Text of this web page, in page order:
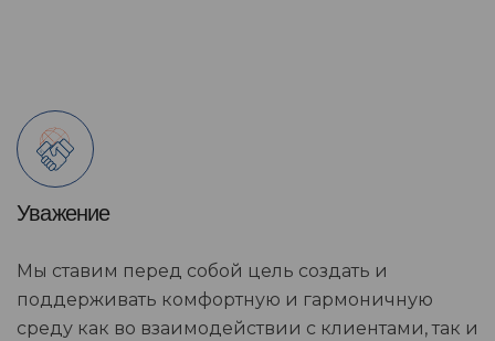
Уважение
Мы ставим перед собой цель создать и
поддерживать комфортную и гармоничную
среду как во взаимодействии с клиентами, так и